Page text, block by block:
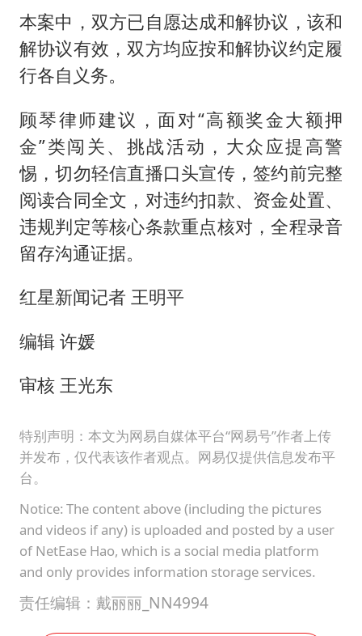
本案中，双方已自愿达成和解协议，该和
解协议有效，双方均应按和解协议约定履
行各自义务。
顾琴律师建议，面对“高额奖金大额押
金”类闯关、挑战活动，大众应提高警
惕，切勿轻信直播口头宣传，签约前完整
阅读合同全文，对违约扣款、资金处置、
违规判定等核心条款重点核对，全程录音
留存沟通证据。
红星新闻记者 王明平
编辑 许媛
审核 王光东
特别声明：本文为网易自媒体平台“网易号”作者上传
并发布，仅代表该作者观点。网易仅提供信息发布平
台。
Notice: The content above (including the pictures
and videos if any) is uploaded and posted by a user
of NetEase Hao, which is a social media platform
and only provides information storage services.
责任编辑：戴丽丽_NN4994